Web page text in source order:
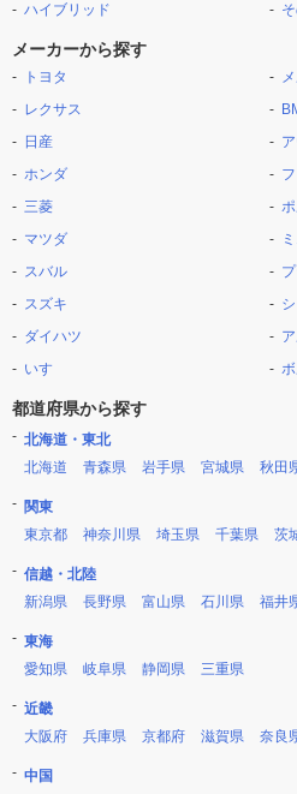
ハイブリッド
メーカーから探す
トヨタ
レクサス
日産
ホンダ
三菱
マツダ
スバル
スズキ
ダイハツ
いすゞ
都道府県から探す
北海道・東北
北海道
青森県 岩手県 宮城県 秋田
関東
東京都
神奈川県 埼玉県 千葉県 茨
信越・北陸
新潟県
長野県 富山県 石川県 福井
東海
愛知県
岐阜県 静岡県 三重県
近畿
大阪府
兵庫県 京都府 滋賀県 奈良
中国